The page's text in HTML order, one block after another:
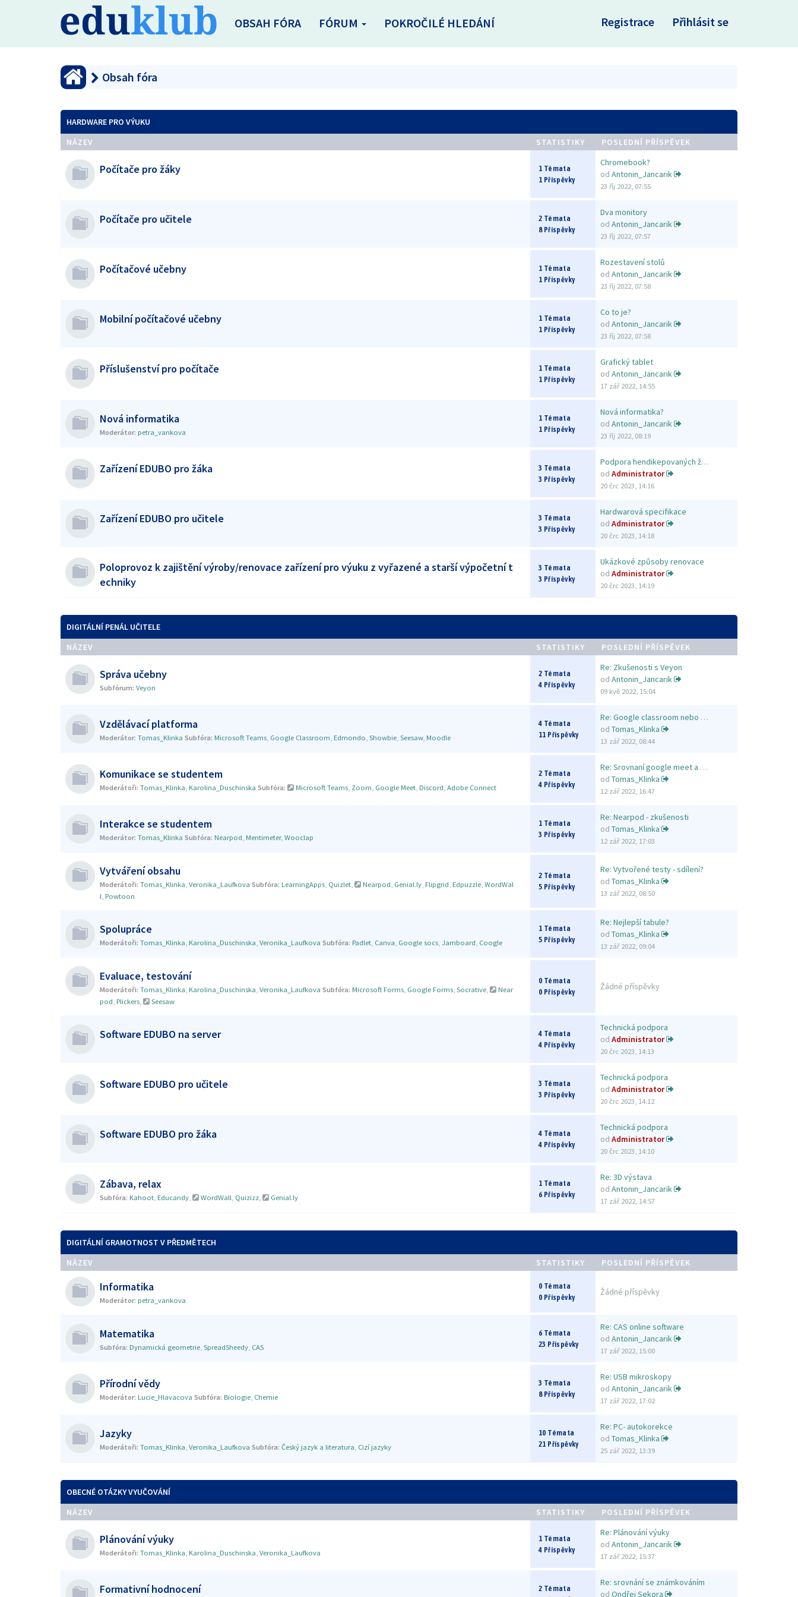
OBSAH FÓRA FÓRUM POKROČILÉ HLEDÁNÍ Registrace Přihlásit se
Obsah fóra
HARDWARE PRO VÝUKU
NÁZEV
STATISTIKY POSLEDNÍ PŘÍSPĚVEK
Počítače pro žáky
1 Témata
1 Příspěvky
Chromebook?
od Antonin_Jancarik
23 říj 2022, 07:55
Počítače pro učitele
2 Témata
8 Příspěvky
Dva monitory
od Antonin_Jancarik
23 říj 2022, 07:57
Počítačové učebny
1 Témata
1 Příspěvky
Rozestavení stolů
od Antonin_Jancarik
23 říj 2022, 07:58
Mobilní počítačové učebny
1 Témata
1 Příspěvky
Co to je?
od Antonin_Jancarik
23 říj 2022, 07:58
Příslušenství pro počítače
1 Témata
1 Příspěvky
Grafický tablet
od Antonin_Jancarik
17 zář 2022, 14:55
Nová informatika
Moderátor: petra_vankova
1 Témata
1 Příspěvky
Nová informatika?
od Antonin_Jancarik
23 říj 2022, 08:19
Zařízení EDUBO pro žáka
3 Témata
3 Příspěvky
Podpora hendikepovaných žáků
od Administrator
20 črc 2023, 14:16
Zařízení EDUBO pro učitele
3 Témata
3 Příspěvky
Hardwarová specifikace
od Administrator
20 črc 2023, 14:18
Poloprovoz k zajištění výroby/renovace zařízení pro výuku z vyřazené a starší výpočetní t
echniky
3 Témata
3 Příspěvky
Ukázkové způsoby renovace
od Administrator
20 črc 2023, 14:19
DIGITÁLNÍ PENÁL UČITELE
NÁZEV
STATISTIKY POSLEDNÍ PŘÍSPĚVEK
Správa učebny
Subfórum: Veyon
2 Témata
4 Příspěvky
Re: Zkušenosti s Veyon
od Antonin_Jancarik
09 kvě 2022, 15:04
Vzdělávací platforma
Moderátor: Tomas_Klinka Subfóra: Microsoft Teams, Google Classroom, Edmondo, Showbie, Seesaw, Moodle
4 Témata
11 Příspěvky
Re: Google classroom nebo MS …
od Tomas_Klinka
13 zář 2022, 08:44
Komunikace se studentem
Moderátoři: Tomas_Klinka, Karolina_Duschinska Subfóra: Microsoft Teams, Zoom, Google Meet, Discord, Adobe Connect
2 Témata
4 Příspěvky
Re: Srovnaní google meet a Zo…
od Tomas_Klinka
12 zář 2022, 16:47
Interakce se studentem
Moderátor: Tomas_Klinka Subfóra: Nearpod, Mentimeter, Wooclap
1 Témata
3 Příspěvky
Re: Nearpod - zkušenosti
od Tomas_Klinka
12 zář 2022, 17:03
Vytváření obsahu
Moderátoři: Tomas_Klinka, Veronika_Laufkova Subfóra: LearningApps, Quizlet, Nearpod, Genial.ly, Flipgrid, Edpuzzle, WordWal
l, Powtoon
2 Témata
5 Příspěvky
Re: Vytvořené testy - sdílení?
od Tomas_Klinka
13 zář 2022, 08:50
Spolupráce
Moderátoři: Tomas_Klinka, Karolina_Duschinska, Veronika_Laufkova Subfóra: Padlet, Canva, Google socs, Jamboard, Coogle
1 Témata
5 Příspěvky
Re: Nejlepší tabule?
od Tomas_Klinka
13 zář 2022, 09:04
Evaluace, testování
Moderátoři: Tomas_Klinka, Karolina_Duschinska, Veronika_Laufkova Subfóra: Microsoft Forms, Google Forms, Socrative,
Near
pod, Plickers, Seesaw
0 Témata
0 Příspěvky
Žádné příspěvky
Software EDUBO na server
4 Témata
4 Příspěvky
Technická podpora
od Administrator
20 črc 2023, 14:13
Software EDUBO pro učitele
3 Témata
3 Příspěvky
Technická podpora
od Administrator
20 črc 2023, 14:12
Software EDUBO pro žáka
4 Témata
4 Příspěvky
Technická podpora
od Administrator
20 črc 2023, 14:10
Zábava, relax
Subfóra: Kahoot, Educandy, WordWall, Quizizz, Genial.ly
1 Témata
6 Příspěvky
Re: 3D výstava
od Antonin_Jancarik
17 zář 2022, 14:57
DIGITÁLNÍ GRAMOTNOST V PŘEDMĚTECH
NÁZEV
STATISTIKY POSLEDNÍ PŘÍSPĚVEK
Informatika
Moderátor: petra_vankova
0 Témata
0 Příspěvky
Žádné příspěvky
Matematika
Subfóra: Dynamická geometrie, SpreadSheedy, CAS
6 Témata
23 Příspěvky
Re: CAS online software
od Antonin_Jancarik
17 zář 2022, 15:00
Přírodní vědy
Moderátor: Lucie_Hlavacova Subfóra: Biologie, Chemie
3 Témata
8 Příspěvky
Re: USB mikroskopy
od Antonin_Jancarik
17 zář 2022, 17:02
Jazyky
Moderátoři: Tomas_Klinka, Veronika_Laufkova Subfóra: Český jazyk a literatura, Cizí jazyky
10 Témata
21 Příspěvky
Re: PC- autokorekce
od Tomas_Klinka
25 zář 2022, 13:39
OBECNÉ OTÁZKY VYUČOVÁNÍ
NÁZEV
STATISTIKY POSLEDNÍ PŘÍSPĚVEK
Plánování výuky
Moderátoři: Tomas_Klinka, Karolina_Duschinska, Veronika_Laufkova
1 Témata
4 Příspěvky
Re: Plánování výuky
od Antonin_Jancarik
17 zář 2022, 15:37
Formativní hodnocení
2 Témata
Re: srovnání se známkováním
od Ondřej Sekora